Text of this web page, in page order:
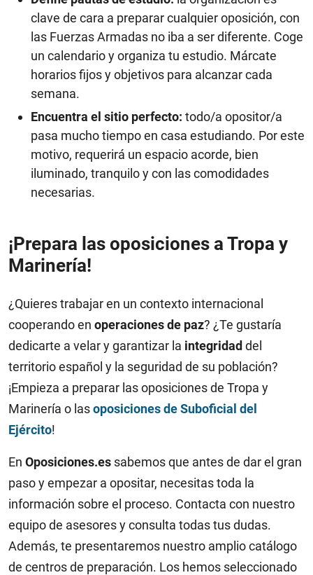
clave de cara a preparar cualquier oposición, con
las Fuerzas Armadas no iba a ser diferente. Coge
un calendario y organiza tu estudio. Márcate
horarios fijos y objetivos para alcanzar cada
semana.
Encuentra el sitio perfecto: todo/a opositor/a
pasa mucho tiempo en casa estudiando. Por este
motivo, requerirá un espacio acorde, bien
iluminado, tranquilo y con las comodidades
necesarias.
¡Prepara las oposiciones a Tropa y
Marinería!
¿Quieres trabajar en un contexto internacional
cooperando en operaciones de paz? ¿Te gustaría
dedicarte a velar y garantizar la integridaddel
territorio español y la seguridad de su población?
¡Empieza a preparar las oposiciones de Tropa y
Marinería o lasoposiciones de Suboficial del
Ejército!
En Oposiciones.es sabemos que antes de dar el gran
paso y empezar a opositar, necesitas toda la
información sobre el proceso. Contacta con nuestro
equipo de asesores y consulta todas tus dudas.
Además, te presentaremos nuestro amplio catálogo
de centros de preparación. Los hemos seleccionado